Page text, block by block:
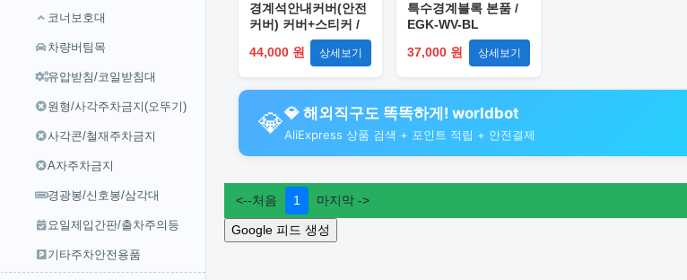
코너보호대
차량버팀목
유압받침/코일받침대
원형/사각주차금지(오뚜기)
사각콘/철재주차금지
A자주차금지
경광봉/신호봉/삼각대
요일제입간판/출차주의등
기타주차안전용품
경계석안내커버(안전
커버) 커버+스티커 /
EGK-WV-CO-2
44,000 원
상세보기
특수경계블록 본품 /
EGK-WV-BL
37,000 원
상세보기
💎💎 해외직구도 똑똑하게! worldbot
AliExpress 상품 검색 + 포인트 적립 + 안전결제